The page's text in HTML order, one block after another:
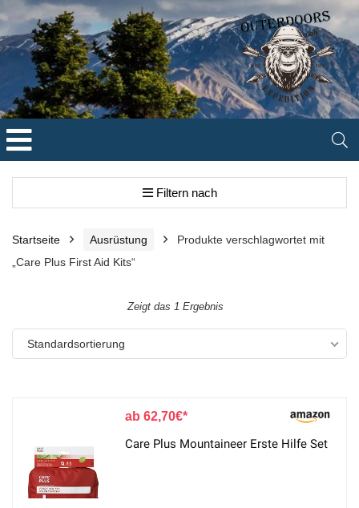
Filtern nach
Startseite Ausrüstung
Produkte verschlagwortet mit
„Care Plus First Aid Kits“
Zeigt das 1 Ergebnis
Standardsortierung
62,70€
Care Plus Mountaineer Erste Hilfe Set